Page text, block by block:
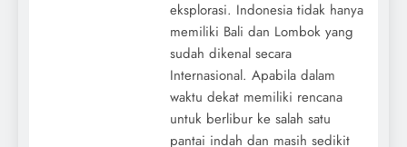
eksplorasi. Indonesia tidak hanya
memiliki Bali dan Lombok yang
sudah dikenal secara
Internasional. Apabila dalam
waktu dekat memiliki rencana
untuk berlibur ke salah satu
pantai indah dan masih sedikit